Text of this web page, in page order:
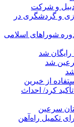
و شرکت
و گردشگری در
شوراهای اسلامی
شد
شد
از خیرین
کرد/ احداث
سرعین
میلیارد ریال برای تکمیل راه‌آهن